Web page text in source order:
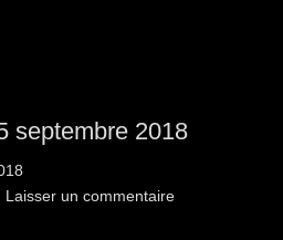
septembre 2018
Laisser un commentaire